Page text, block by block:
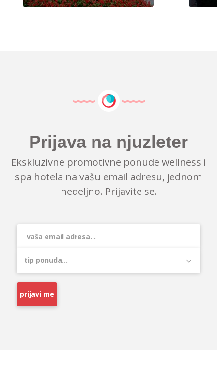
Prijava na njuzleter
Ekskluzivne promotivne ponude wellness i
spa hotela na vašu email adresu, jednom
nedeljno. Prijavite se.
prijavi me